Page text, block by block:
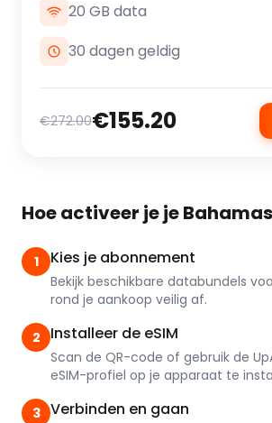
20 GB data
30 dagen geldig
€272.00€155.20
Hoe activeer je je
1 Kies je abonnement
Bekijk beschikbare databundels
rond je aankoop veilig af.
2 Installeer de eSIM
Scan de QR-code of gebruik de
eSIM-profiel op je apparaat te
3 Verbinden en gaan